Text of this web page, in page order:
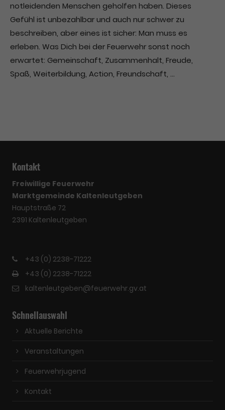
notleidenden Menschen geholfen haben. Dieses
Gefühl ist unbezahlbar und auch nur schwer zu
beschreiben, aber eines ist sicher: Man muss es
erleben. Was Dich bei der Feuerwehr sonst noch
erwartet: Gemeinschaft, Zusammenhalt, Freude,
Spaß, Weiterbildung, Action, Freundschaft, ...
Kontakt
Freiwillige Feuerwehr
Marktgemeinde Kaltenleutgeben
Hauptstraße 72
2391 Kaltenleutgeben
+43 (0) 2238-71222
+43 (0) 2238-71222
kaltenleutgeben@feuerwehr.gv.at
Schnellauswahl
Aktuelle Berichte
Veranstaltungen
Feuerwehrjugend
Kontakt